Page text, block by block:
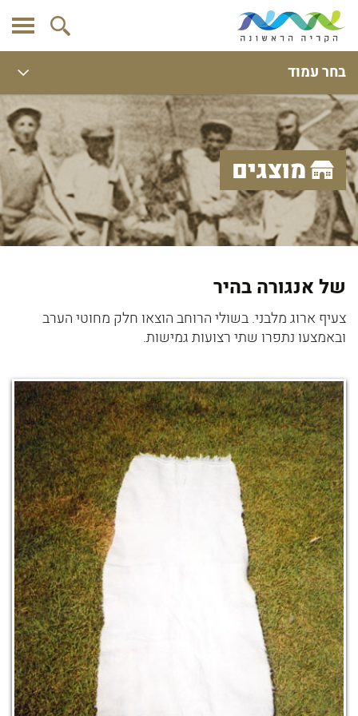
בחר עמוד
מוצגים
של אנגורה בהיר
צעיף ארוג מלבני. בשולי הרוחב הוצאו חלק מחוטי הערב
ובאמצעו נתפרו שתי רצועות גמישות.